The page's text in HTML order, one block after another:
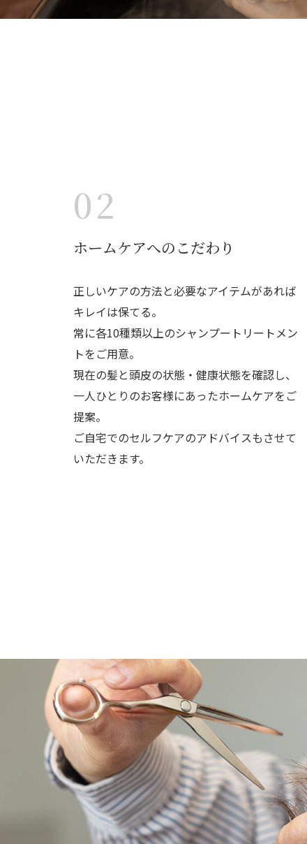
02
ホームケアへのこだわり
正しいケアの方法と必要なアイテムがあれば
キレイは保てる。
常に各10種類以上のシャンプートリートメン
トをご用意。
現在の髪と頭皮の状態・健康状態を確認し、
一人ひとりのお客様にあったホームケアをご
提案。
ご自宅でのセルフケアのアドバイスもさせて
いただきます。